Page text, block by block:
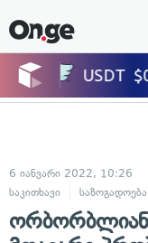
6 იანვარი 2022, 10:26
საკითხავი
საზოგადოება